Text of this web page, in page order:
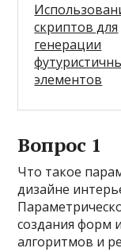
скриптов для
генерации
элементов
Вопрос 1
Что такое
дизайне
создания форм
алгоритмов и